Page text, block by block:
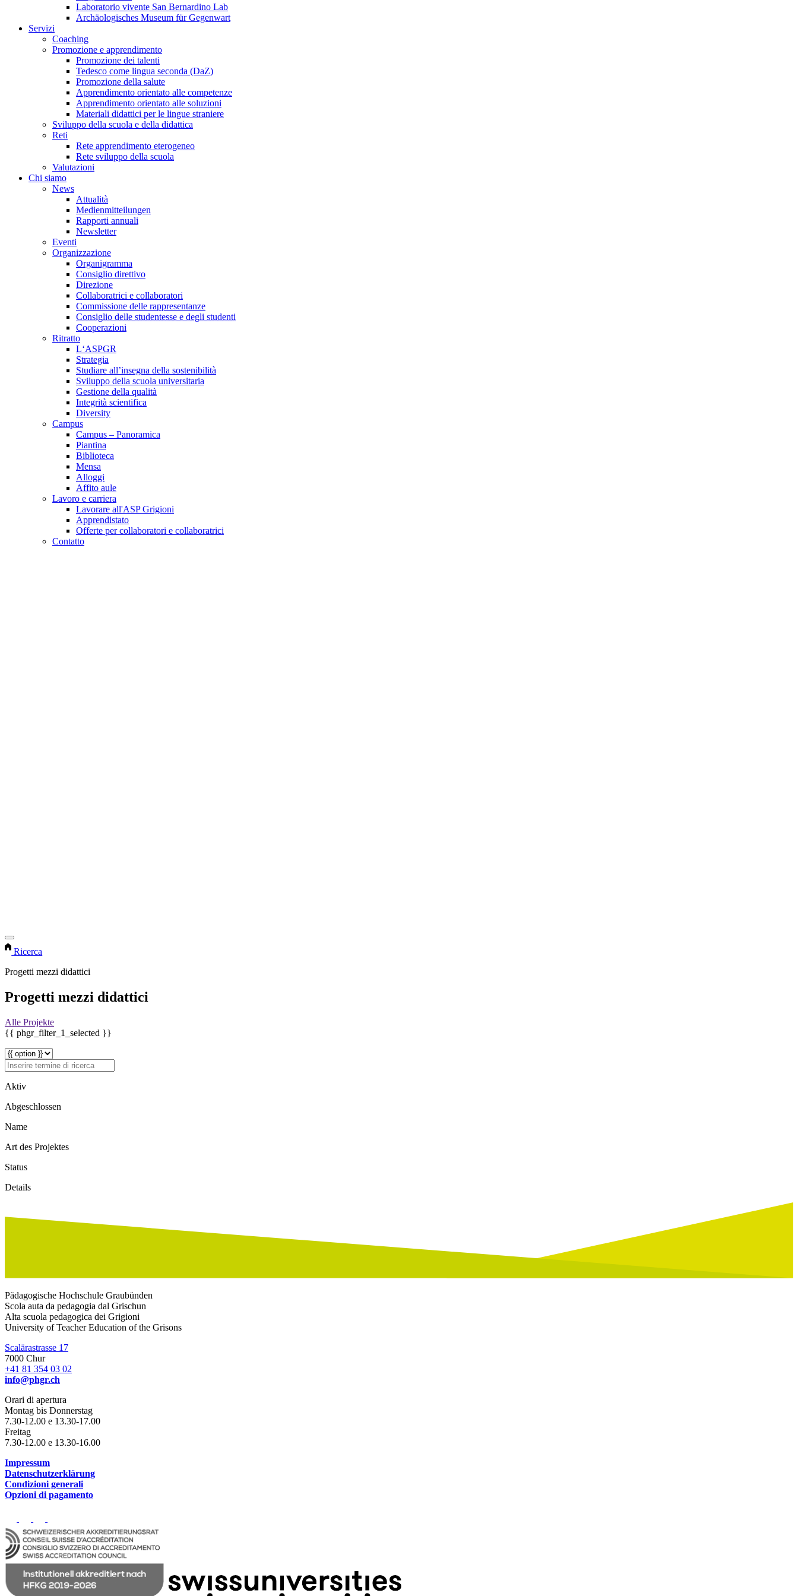
Laboratorio vivente San Bernardino Lab
Archäologisches Museum für Gegenwart
Servizi
Coaching
Promozione e apprendimento
Promozione dei talenti
Tedesco come lingua seconda (DaZ)
Promozione della salute
Apprendimento orientato alle competenze
Apprendimento orientato alle soluzioni
Materiali didattici per le lingue straniere
Sviluppo della scuola e della didattica
Reti
Rete apprendimento eterogeneo
Rete sviluppo della scuola
Valutazioni
Chi siamo
News
Attualità
Medienmitteilungen
Rapporti annuali
Newsletter
Eventi
Organizzazione
Organigramma
Consiglio direttivo
Direzione
Collaboratrici e collaboratori
Commissione delle rappresentanze
Consiglio delle studentesse e degli studenti
Cooperazioni
Ritratto
L‘ASPGR
Strategia
Studiare all’insegna della sostenibilità
Sviluppo della scuola universitaria
Gestione della qualità
Integrità scientifica
Diversity
Campus
Campus – Panoramica
Piantina
Biblioteca
Mensa
Alloggi
Affito aule
Lavoro e carriera
Lavorare all'ASP Grigioni
Apprendistato
Offerte per collaboratori e collaboratrici
Contatto
Ricerca
Progetti mezzi didattici
Progetti mezzi didattici
Alle Projekte
{{ phgr_filter_1_selected }}
Aktiv
Abgeschlossen
Name
Art des Projektes
Status
Details
Pädagogische Hochschule Graubünden
Scola auta da pedagogia dal Grischun
Alta scuola pedagogica dei Grigioni
University of Teacher Education of the Grisons
Scalärastrasse 17
7000 Chur
+41 81 354 03 02
info@phgr.ch
Orari di apertura
Montag bis Donnerstag
7.30-12.00 e 13.30-17.00
Freitag
7.30-12.00 e 13.30-16.00
Impressum
Datenschutzerklärung
Condizioni generali
Opzioni di pagamento